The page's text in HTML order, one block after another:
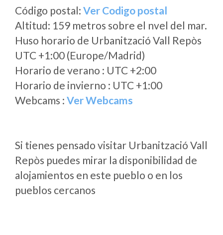
Código postal: Ver Codigo postal
Altitud: 159 metros sobre el nvel del mar.
Huso horario de Urbanització Vall Repòs
UTC +1:00 (Europe/Madrid)
Horario de verano : UTC +2:00
Horario de invierno : UTC +1:00
Webcams : Ver Webcams
Si tienes pensado visitar Urbanització Vall
Repòs puedes mirar la disponibilidad de
alojamientos en este pueblo o en los
pueblos cercanos